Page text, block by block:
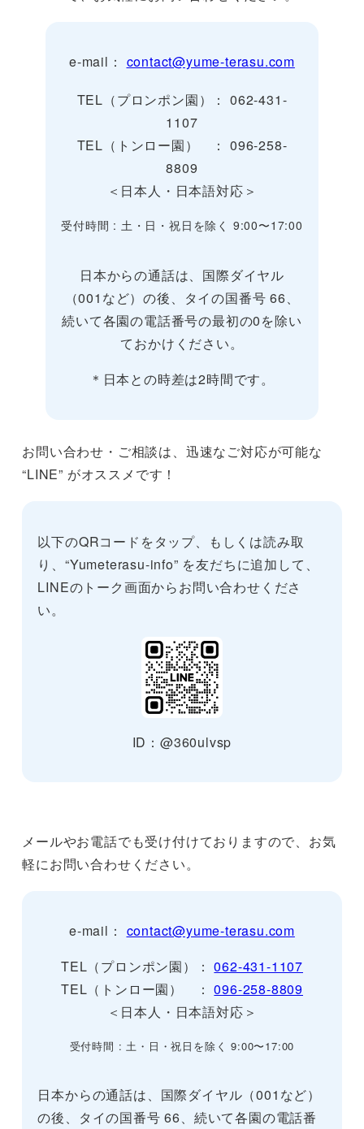
e-mail： contact@yume-terasu.com
TEL（プロンポン園）： 062-431-
1107
TEL（トンロー園） ： 096-258-
8809
＜日本人・日本語対応＞
受付時間 : 土・日・祝日を除く 9:00〜17:00
日本からの通話は、国際ダイヤル
（001など）の後、タイの国番号 66、
続いて各園の電話番号の最初の0を除い
ておかけください。
＊日本との時差は2時間です。
お問い合わせ・ご相談は、迅速なご対応が可能な
“LINE” がオススメです！
以下のQRコードをタップ、もしくは読み取
り、“Yumeterasu-info” を友だちに追加して、
LINEのトーク画面からお問い合わせくださ
い。
ID：@360ulvsp
メールやお電話でも受け付けておりますので、お気
軽にお問い合わせください。
e-mail： contact@yume-terasu.com
TEL（プロンポン園）：062-431-1107
TEL（トンロー園） ：096-258-8809
＜日本人・日本語対応＞
受付時間 : 土・日・祝日を除く 9:00〜17:00
日本からの通話は、国際ダイヤル（001など）
の後、タイの国番号 66、続いて各園の電話番